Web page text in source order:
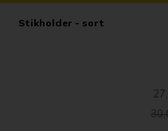
Stikholder - sort